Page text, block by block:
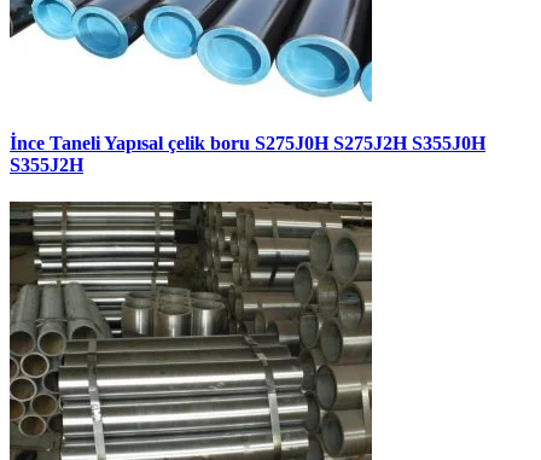
İnce Taneli Yapısal çelik boru S275J0H S275J2H S355J0H
S355J2H